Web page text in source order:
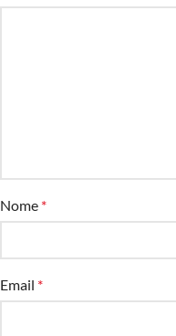
Nome *
Email *